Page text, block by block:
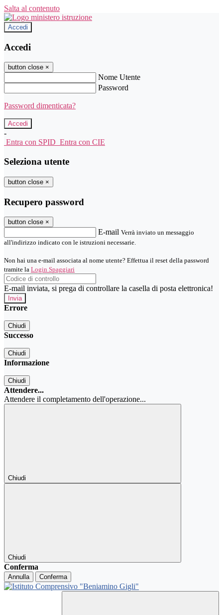
Salta al contenuto
Accedi
Accedi
button close ×
Nome Utente
Password
Password dimenticata?
-
Entra con SPID Entra con CIE
Seleziona utente
button close ×
Recupero password
button close ×
E-mail Verrà inviato un messaggio
all'indirizzo indicato con le istruzioni necessarie.
Non hai una e-mail associata al nome utente? Effettua il reset della password
tramite la Login Spaggiari
E-mail inviata, si prega di controllare la casella di posta elettronica!
Errore
Chiudi
Successo
Chiudi
Informazione
Chiudi
Attendere...
Attendere il completamento dell'operazione...
Chiudi
Chiudi
Conferma
Annulla Conferma